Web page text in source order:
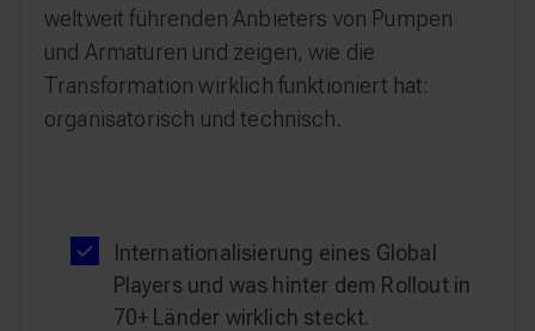
weltweit führenden Anbieters von Pumpen
und Armaturen und zeigen, wie die
Transformation wirklich funktioniert hat:
organisatorisch und technisch.
Internationalisierung eines Global
Players und was hinter dem Rollout in
70+ Länder wirklich steckt.